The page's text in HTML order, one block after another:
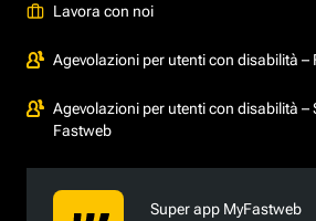
Lavora con noi
Agevolazioni per utenti con disabilità –
Agevolazioni per utenti con disabilità –
Fastweb
Super app MyFastweb